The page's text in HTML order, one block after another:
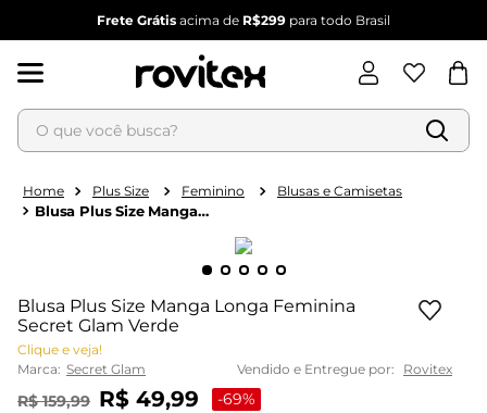
Frete Grátis acima de R$299 para todo Brasil
O que você busca?
Plus Size Feminino Blusas e Camisetas
Blusa Plus Size Manga
Blusa Plus Size Manga Longa Feminina
Secret Glam Verde
Clique e veja!
Marca: Secret Glam Vendido e Entregue por: Rovitex
R$ 159,99 R$ 49,99 -69%
Termos mais buscados
º
blusa feminina
5º
calça feminina
6º conjunto feminino